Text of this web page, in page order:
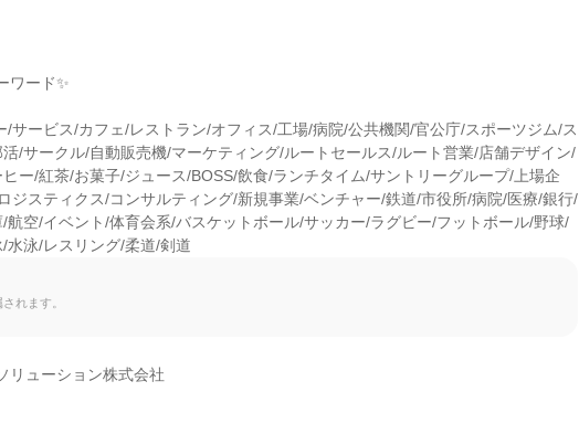
ワード✨
/サービス/カフェ/レストラン/オフィス/工場/病院/公共機関/官公庁/スポーツジム/ス
/サークル/自動販売機/マーケティング/ルートセールス/ルート営業/店舗デザイン/
ー/紅茶/お菓子/ジュース/BOSS/飲食/ランチタイム/サントリーグループ/上場企
ジスティクス/コンサルティング/新規事業/ベンチャー/鉄道/市役所/病院/医療/銀行/
航空/イベント/体育会系/バスケットボール/サッカー/ラグビー/フットボール/野球/
水泳/レスリング/柔道/剣道
れます。
リューション株式会社